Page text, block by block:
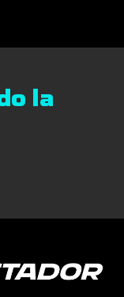
la